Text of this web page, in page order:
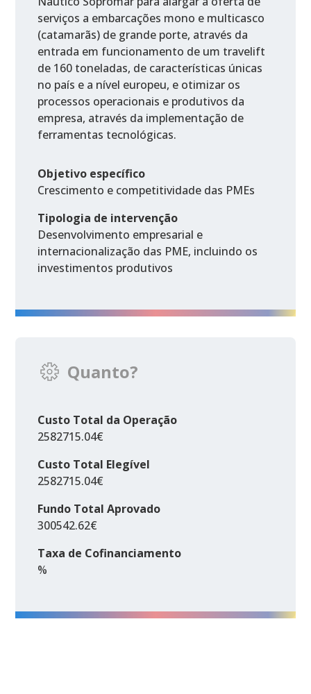
serviços a embarcações mono e multicasco
(catamarãs) de grande porte, através da
entrada em funcionamento de um travelift
de 160 toneladas, de características únicas
no país e a nível europeu, e otimizar os
processos operacionais e produtivos da
empresa, através da implementação de
ferramentas tecnológicas.
Objetivo específico
Crescimento e competitividade das PMEs
Tipologia de intervenção
Desenvolvimento empresarial e
internacionalização das PME, incluindo os
investimentos produtivos
Quanto?
Custo Total da Operação
2582715.04€
Custo Total Elegível
2582715.04€
Fundo Total Aprovado
300542.62€
Taxa de Cofinanciamento
%